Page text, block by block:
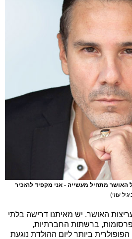
האושר מתחיל מעשייה - אני מקפיד להזכיר
עוזי)
האושר. יש מאיתנו דרישה בלתי
ברשתות החברתיות,
ביותר ליום ההולדת נוגעת